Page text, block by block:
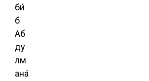
би́
б
Аб
ду
лм
ана́